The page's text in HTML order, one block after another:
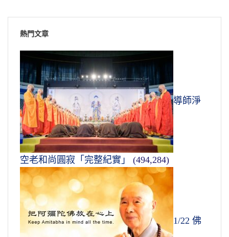
熱門文章
導師淨
空老和尚圓寂「完整紀實」 (494,284)
1/22 佛